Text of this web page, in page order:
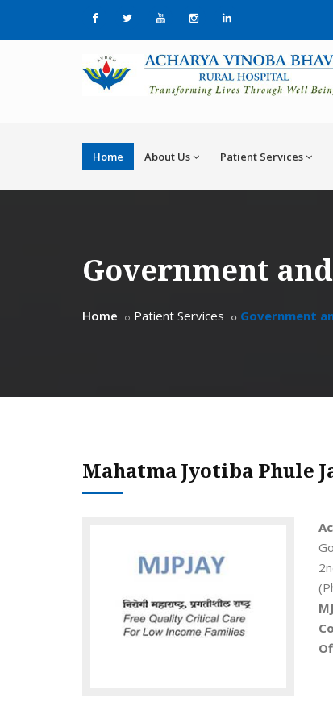
Home About Us Patient Services
Government
Home Patient Services Government
Mahatma Jyotiba Phule